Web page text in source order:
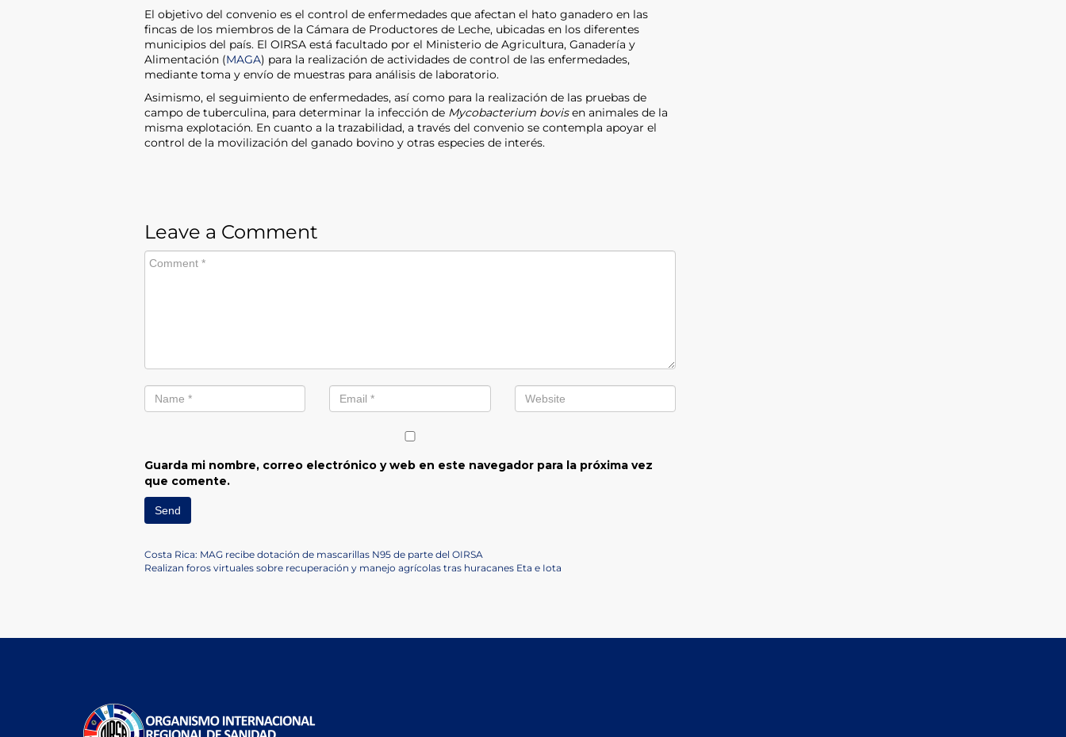
El objetivo del convenio es el control de enfermedades que afectan el hato ganadero en las
fincas de los miembros de la Cámara de Productores de Leche, ubicadas en los diferentes
municipios del país. El OIRSA está facultado por el Ministerio de Agricultura, Ganadería y
Alimentación (MAGA) para la realización de actividades de control de las enfermedades,
mediante toma y envío de muestras para análisis de laboratorio.
Asimismo, el seguimiento de enfermedades, así como para la realización de las pruebas de
campo de tuberculina, para determinar la infección de Mycobacterium bovisen animales de la
misma explotación. En cuanto a la trazabilidad, a través del convenio se contempla apoyar el
control de la movilización del ganado bovino y otras especies de interés.
Leave a Comment
Guarda mi nombre, correo electrónico y web en este navegador para la próxima vez
que comente.
Navegación
Previous
Post
Costa Rica: MAG recibe dotación de mascarillas N95 de parte del OIRSA
Next
Realizan foros virtuales sobre recuperación y manejo agrícolas tras huracanes Eta e Iota